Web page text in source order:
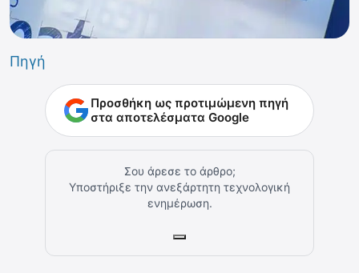
Πηγή
Προσθήκη ως προτιμώμενη πηγή
στα αποτελέσματα Google
Σου άρεσε το άρθρο;
Υποστήριξε την ανεξάρτητη τεχνολογική
ενημέρωση.